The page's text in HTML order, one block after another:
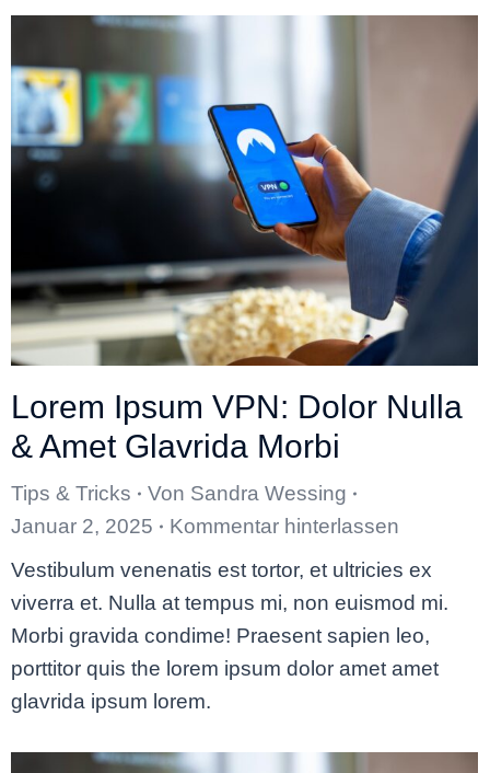
Lorem Ipsum VPN: Dolor Nulla
& Amet Glavrida Morbi
Tips & Tricks Von Sandra Wessing
Januar 2, 2025
Kommentar hinterlassen
Vestibulum venenatis est tortor, et ultricies ex
viverra et. Nulla at tempus mi, non euismod mi.
Morbi gravida condime! Praesent sapien leo,
porttitor quis the lorem ipsum dolor amet amet
glavrida ipsum lorem.